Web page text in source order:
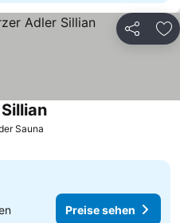
Teilen
Sauna
Preise sehen
Preise sehen